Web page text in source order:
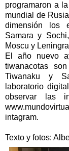
programaron a
mundial de
dimensión los
Samara y
Moscu y
El año nuevo
tiwanacotas
Tiwanaku y
laboratorio
observar las
intagram.
Texto y fotos: